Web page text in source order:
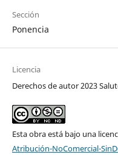
Sección
Ponencia
Licencia
Derechos de autor 2023
Esta obra está bajo una
Atribución-NoComercial-